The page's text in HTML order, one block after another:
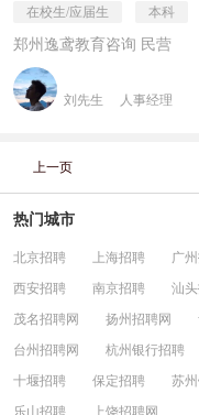
在校生/应届生 本科
郑州逸鸢教育咨询 民营
刘先生 人事经理
上一页
热门城市
北京招聘 上海招聘 广
西安招聘
南京招聘 汕
茂名招聘网
扬州招聘网
台州招聘网
杭州银行招聘
十堰招聘
保定招聘 苏
乐山招聘
上饶招聘网